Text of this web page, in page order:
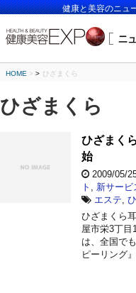
健康と美容のニュ
HOME > ひざまくら
ひざまくら
ひざまく
始
2009/05/
ト
新サービ
エステ
ひざまくら
屋市栄3丁
は、全国で
ピーリング